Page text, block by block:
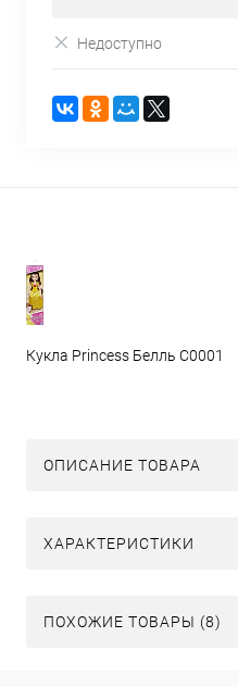
Недоступно
Кукла Princess Белль C0001
ОПИСАНИЕ ТОВАРА
ХАРАКТЕРИСТИКИ
ПОХОЖИЕ ТОВАРЫ (8)